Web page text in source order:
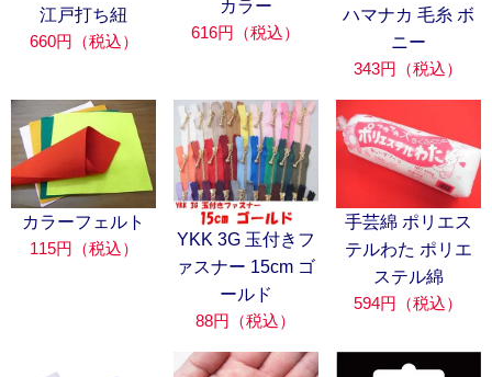
江戸打ち紐
660円（税込）
カラー
616円（税込）
ハマナカ 毛糸 ボ
ニー
343円（税込）
カラーフェルト
115円（税込）
YKK 3G 玉付きフ
ァスナー 15cm ゴ
ールド
88円（税込）
手芸綿 ポリエス
テルわた ポリエ
ステル綿
594円（税込）